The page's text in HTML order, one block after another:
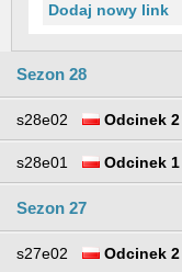
Dodaj nowy link
Sezon 28
s28e02 Odcinek 2
s28e01 Odcinek 1
Sezon 27
s27e02 Odcinek 2